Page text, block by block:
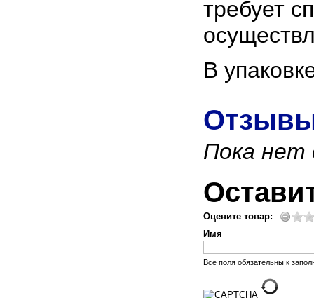
требует
В
Пока нет
Оцените товар:
Имя
Все поля обязательны к